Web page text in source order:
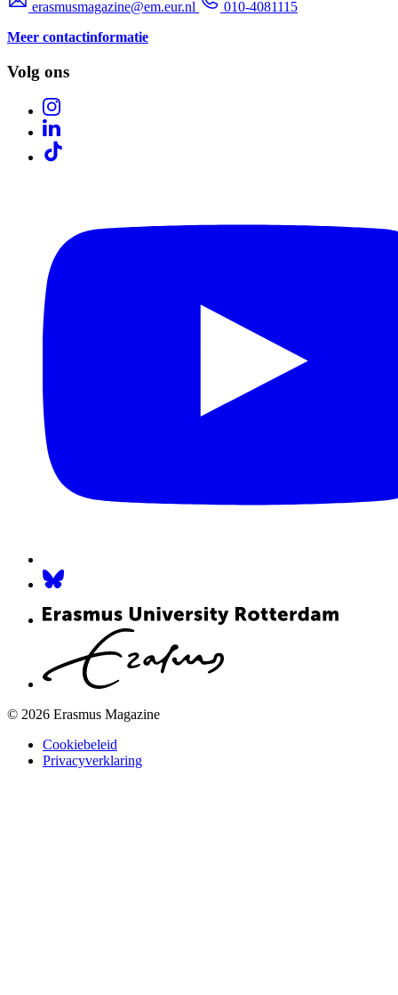
erasmusmagazine@em.eur.nl
010-4081115
Meer contactinformatie
Volg ons
© 2026 Erasmus Magazine
Cookiebeleid
Privacyverklaring